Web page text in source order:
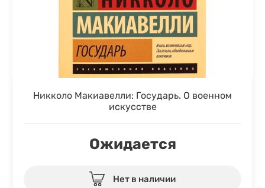
Никколо Макиавелли: Государь. О военном
искусстве
Ожидается
Нет в наличии